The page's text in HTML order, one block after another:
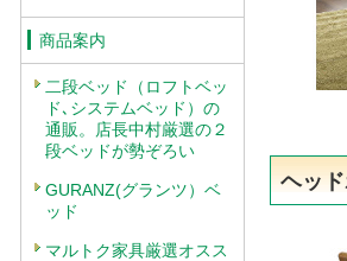
商品案内
二段ベッド（ロフトベッ
ド､システムベッド）の
通販。店長中村厳選の２
段ベッドが勢ぞろい
GURANZ(グランツ）ベ
ッド
マルトク家具厳選オスス
ヘッ